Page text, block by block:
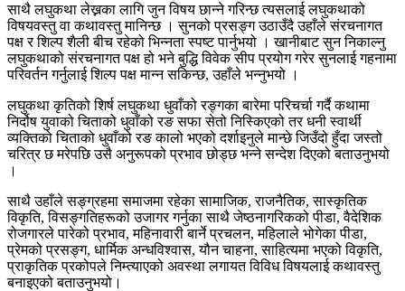
साथै लघुकथा लेख्नका लागि जुन विषय छान्ने गरिन्छ त्यसलाई लघुकथाको
विषयवस्तु वा कथावस्तु मानिन्छ । सुनको प्रसङ्ग उठाउँदै उहाँले संरचनागत
पक्ष र शिल्प शैली बीच रहेको भिन्नता स्पष्ट पार्नुभयो । खानीबाट सुन निकाल्नु
लघुकथाको संरचनागत पक्ष हो भने बुद्धि विवेक सीप प्रयोग गरेर सुनलाई गहनामा
परिवर्तन गर्नुलाई शिल्प पक्ष मान्न सकिन्छ, उहाँले भन्नुभयो ।
लघुकथा कृतिको शिर्ष लघुकथा धुवाँको रङ्गका बारेमा परिचर्चा गर्दै कथामा
निर्दोष युवाको चिताको धुवाँको रङ सफा सेतो निस्किएको तर धनी स्वार्थी
व्यक्तिको चिताको धुवाँको रङ कालो भएको दर्शाइनुले मान्छे जिउँदो हुँदा जस्तो
चरित्र छ मरेपछि उसै अनुरूपको प्रभाव छोड्छ भन्ने सन्देश दिएको बताउनुभयो
।
साथै उहाँले सङ्ग्रहमा समाजमा रहेका सामाजिक, राजनैतिक, सास्कृतिक
विकृति, विसङ्गतिहरूको उजागर गर्नुका साथै जेष्ठनागरिकको पीडा, वैदेशिक
रोजगारले पारेको प्रभाव, महिनावारी बार्ने प्रचलन, महिलाले भोगेका पीडा,
प्रेमको प्रसङ्ग, धार्मिक अन्धविश्वास, यौन चाहना, साहित्यमा भएको विकृति,
प्राकृतिक प्रकोपले निम्त्याएको अवस्था लगायत विविध विषयलाई कथावस्तु
बनाइएको बताउनुभयो।